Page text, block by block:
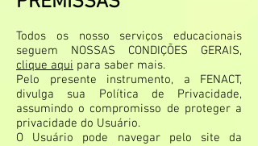
Todos os nosso serviços educacionais
seguem NOSSAS CONDIÇÕES GERAIS,
clique aqui para saber mais.
Pelo presente instrumento, a FENACT,
divulga sua Política de Privacidade,
assumindo o compromisso de proteger a
privacidade do Usuário.
O Usuário pode navegar pelo site da